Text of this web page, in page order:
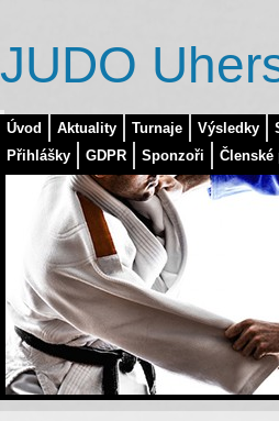
Úvod Aktuality Turnaje Výsledky
Přihlášky
GDPR Sponzoři Členské
JUDO